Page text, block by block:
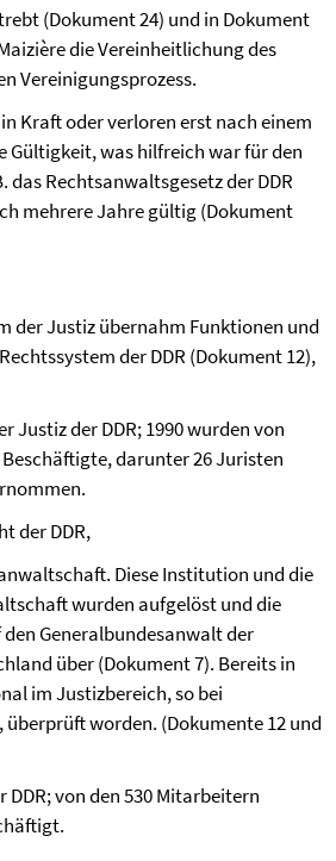
(Dokument 24) und in Dokument
die Vereinheitlichung des
Vereinigungsprozess.
Kraft oder verloren erst nach einem
Gültigkeit, was hilfreich war für den
das Rechtsanwaltsgesetz der DDR
mehrere Jahre gültig (Dokument
der Justiz übernahm Funktionen und
der DDR (Dokument 12),
Justiz der DDR; 1990 wurden von
darunter 26 Juristen
der DDR,
Diese Institution und die
wurden aufgelöst und die
Generalbundesanwalt der
über (Dokument 7). Bereits in
im Justizbereich, so bei
worden. (Dokumente 12 und
DDR; von den 530 Mitarbeitern